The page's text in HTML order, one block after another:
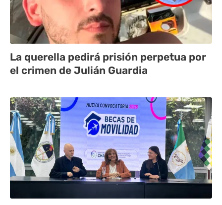
La querella pedirá prisión perpetua por
el crimen de Julián Guardia